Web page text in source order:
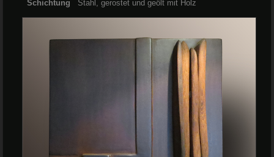
Schichtung Stahl, gerostet und geölt mit Holz